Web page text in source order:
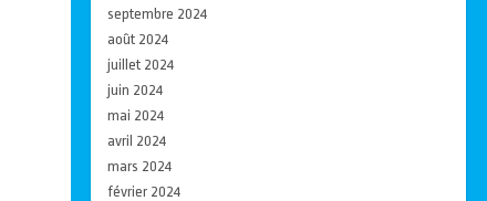
septembre 2024
août 2024
juillet 2024
juin 2024
mai 2024
avril 2024
mars 2024
février 2024